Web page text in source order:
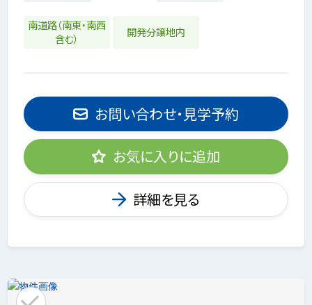
南道路（南東・南西
含む）
開発分譲地内
お問い合わせ・見学予約
お気に入りに追加
詳細を見る